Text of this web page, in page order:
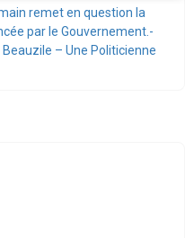
remet en question la
par le Gouvernement.-
– Une Politicienne